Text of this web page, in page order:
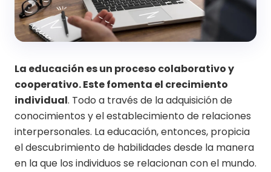
La educación es un proceso colaborativo y
cooperativo. Este fomenta el crecimiento
individual. Todo a través de la adquisición de
conocimientos y el establecimiento de relaciones
interpersonales. La educación, entonces, propicia
el descubrimiento de habilidades desde la manera
en la que los individuos se relacionan con el mundo.